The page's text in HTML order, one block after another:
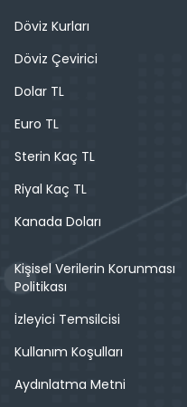
Döviz Kurları
Döviz Çevirici
Dolar TL
Euro TL
Sterin Kaç TL
Riyal Kaç TL
Kanada Doları
Kişisel Verilerin Korunması
Politikası
İzleyici Temsilcisi
Kullanım Koşulları
Aydınlatma Metni